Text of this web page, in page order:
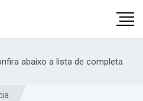
abaixo a lista de completa